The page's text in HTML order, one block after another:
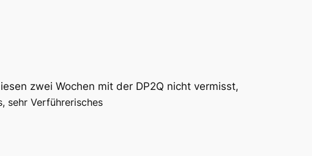
zwei Wochen mit der DP2Q nicht vermisst,
sehr Verführerisches